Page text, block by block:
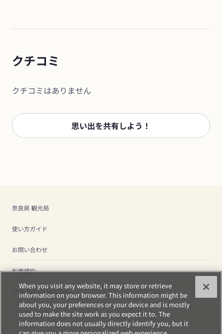
クチコミ
クチコミはありません
思い出を共有しよう！
奈良県 観光局
使い方ガイド
お問い合わせ
利用規約
プライバシーポリシー
クッキーについて
When you visit any website, it may store or retrieve
information on your browser. This information might be
about you, your preferences or your device and is mostly
used to make the site work as you expect it to. The
information does not usually directly identify you, but it